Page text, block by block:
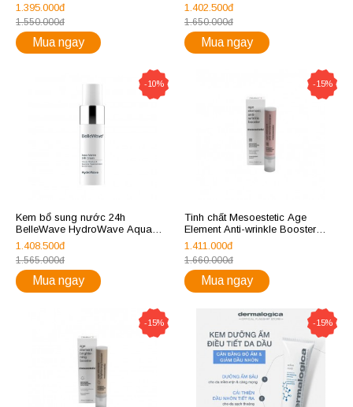
1.395.000đ
1.550.000đ
Mua ngay
1.402.500đ
1.650.000đ
Mua ngay
-10%
Kem bổ sung nước 24h
BelleWave HydroWave Aqua
Marine 24h Cream
1.408.500đ
1.565.000đ
Mua ngay
-15%
Tinh chất Mesoestetic Age
Element Anti-wrinkle Booster
giảm nhăn, làm mịn da 10ml
1.411.000đ
1.660.000đ
Mua ngay
-15% -15%